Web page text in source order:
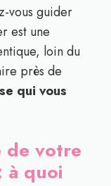
vous guider
est une
loin du
près de
qui vous
de votre
à quoi